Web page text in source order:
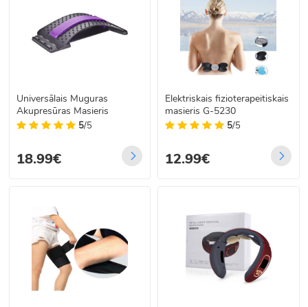
Universālais Muguras
Akupresūras Masieris
5/5
18.99€
Elektriskais fizioterapeitiskais
masieris G-5230
5/5
12.99€